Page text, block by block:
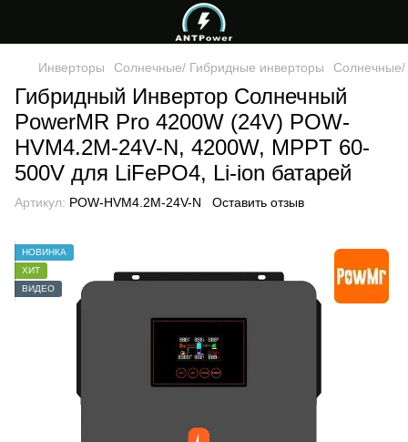
Инверторы Солнечные/ Гибридные инверторы Солнечные/
Гибридный Инвертор Солнечный
PowerMR Pro 4200W (24V) POW-
HVM4.2M-24V-N, 4200W, MPPT 60-
500V для LiFePO4, Li-ion батарей
Артикул: POW-HVM4.2M-24V-N Оставить отзыв
НОВИНКА
ХИТ
ВИДЕО